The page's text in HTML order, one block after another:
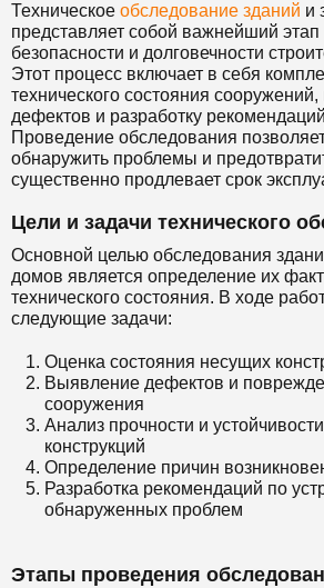
Техническое обследование зданий и
представляет собой важнейший этап
безопасности и долговечности
Этот процесс включает в себя
технического состояния
дефектов и разработку
Проведение обследования
обнаружить проблемы и
существенно продлевает срок
Цели и задачи технического
Основной целью обследования
домов является определение их
технического состояния. В ходе
следующие задачи:
Оценка состояния несущих
Выявление дефектов и
сооружения
Анализ прочности и
конструкций
Определение причин
Разработка рекомендаций по
обнаруженных проблем
Этапы проведения